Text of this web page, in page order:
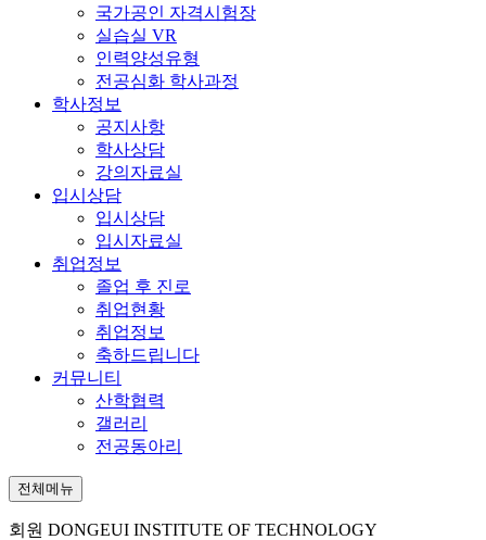
국가공인 자격시험장
실습실 VR
인력양성유형
전공심화 학사과정
학사정보
공지사항
학사상담
강의자료실
입시상담
입시상담
입시자료실
취업정보
졸업 후 진로
취업현황
취업정보
축하드립니다
커뮤니티
산학협력
갤러리
전공동아리
전체메뉴
회원 DONGEUI INSTITUTE OF TECHNOLOGY